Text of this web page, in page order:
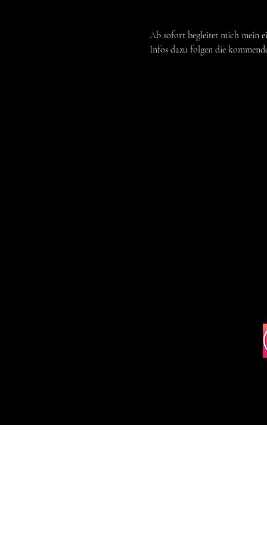
Ab sofort begleitet mich mein
Infos dazu folgen die